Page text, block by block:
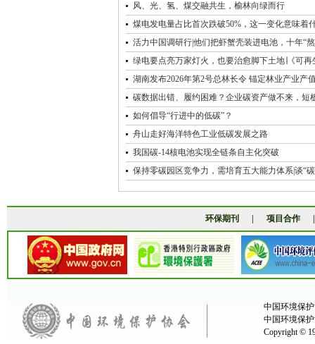
风、光、氢、煤交融共生，榆林向绿而行
煤电发电量占比首次跌破50%，这一变化意味着
活力中国调研行|他们把虾蟹壳装进电池，十年“
绿电要点亮万家灯火，也要治愈脚下土地∣《可再
湖南发布2026年第2号总林长令 锚定林业产业产
碳数据出错、履约困难？企业碳资产做不来，短
如何倡导“行进中的低碳”？
舟山走好海洋特色工业低碳发展之路
我国碳-14核电池实现全链条自主化突破
保持零碳园区竞争力，需培育五大能力体系|谈“碳
环保期刊 项目合作
中国环境保
中国环境保
Copyright ©